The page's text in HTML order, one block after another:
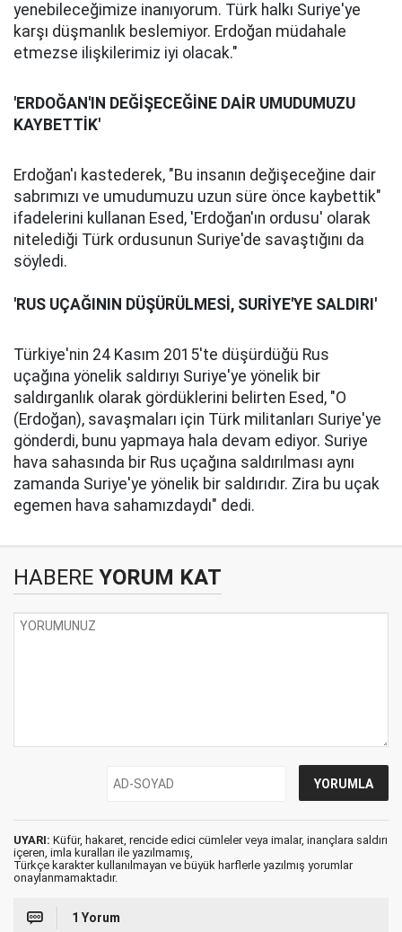
yenebileceğimize inanıyorum. Türk halkı Suriye'ye
karşı düşmanlık beslemiyor. Erdoğan müdahale
etmezse ilişkilerimiz iyi olacak."
'ERDOĞAN'IN DEĞİŞECEĞİNE DAİR UMUDUMUZU
KAYBETTİK'
Erdoğan'ı kastederek, "Bu insanın değişeceğine dair
sabrımızı ve umudumuzu uzun süre önce kaybettik"
ifadelerini kullanan Esed, 'Erdoğan'ın ordusu' olarak
nitelediği Türk ordusunun Suriye'de savaştığını da
söyledi.
'RUS UÇAĞININ DÜŞÜRÜLMESİ, SURİYE'YE SALDIRI'
Türkiye'nin 24 Kasım 2015'te düşürdüğü Rus
uçağına yönelik saldırıyı Suriye'ye yönelik bir
saldırganlık olarak gördüklerini belirten Esed, "O
(Erdoğan), savaşmaları için Türk militanları Suriye'ye
gönderdi, bunu yapmaya hala devam ediyor. Suriye
hava sahasında bir Rus uçağına saldırılması aynı
zamanda Suriye'ye yönelik bir saldırıdır. Zira bu uçak
egemen hava sahamızdaydı" dedi.
HABERE YORUM KAT
UYARI: Küfür, hakaret, rencide edici cümleler veya imalar, inançlara saldırı
içeren, imla kuralları ile yazılmamış,
Türkçe karakter kullanılmayan ve büyük harflerle yazılmış yorumlar
onaylanmamaktadır.
1 Yorum